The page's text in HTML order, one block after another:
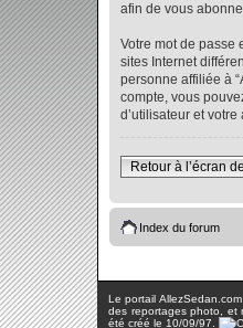
afin de vous
Votre mot de passe
sites Internet
personne affiliée à
compte, vous
d’utilisateur et
Retour à l’écran
Index du forum
Le portail
des reportages photo, et
été créé le 10/09/97.